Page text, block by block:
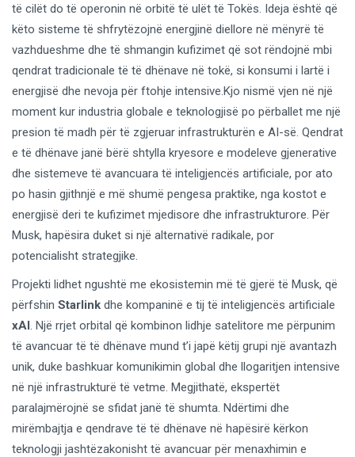
të cilët do të operonin në orbitë të ulët të Tokës. Ideja është që
këto sisteme të shfrytëzojnë energjinë diellore në mënyrë të
vazhdueshme dhe të shmangin kufizimet që sot rëndojnë mbi
qendrat tradicionale të të dhënave në tokë, si konsumi i lartë i
energjisë dhe nevoja për ftohje intensive.Kjo nismë vjen në një
moment kur industria globale e teknologjisë po përballet me një
presion të madh për të zgjeruar infrastrukturën e AI-së. Qendrat
e të dhënave janë bërë shtylla kryesore e modeleve gjenerative
dhe sistemeve të avancuara të inteligjencës artificiale, por ato
po hasin gjithnjë e më shumë pengesa praktike, nga kostot e
energjisë deri te kufizimet mjedisore dhe infrastrukturore. Për
Musk, hapësira duket si një alternativë radikale, por
potencialisht strategjike.
Projekti lidhet ngushtë me ekosistemin më të gjerë të Musk, që
përfshin Starlink dhe kompaninë e tij të inteligjencës artificiale
xAI. Një rrjet orbital që kombinon lidhje satelitore me përpunim
të avancuar të të dhënave mund t’i japë këtij grupi një avantazh
unik, duke bashkuar komunikimin global dhe llogaritjen intensive
në një infrastrukturë të vetme. Megjithatë, ekspertët
paralajmërojnë se sfidat janë të shumta. Ndërtimi dhe
mirëmbajtja e qendrave të të dhënave në hapësirë kërkon
teknologji jashtëzakonisht të avancuar për menaxhimin e